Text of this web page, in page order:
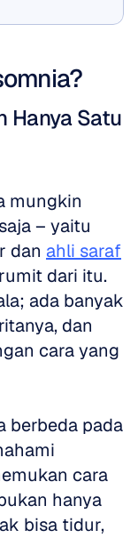
Hanya Satu
mungkin
– yaitu
dan ahli saraf
dari itu.
ada banyak
dan
cara yang
berbeda pada
cara
hanya
bisa tidur,